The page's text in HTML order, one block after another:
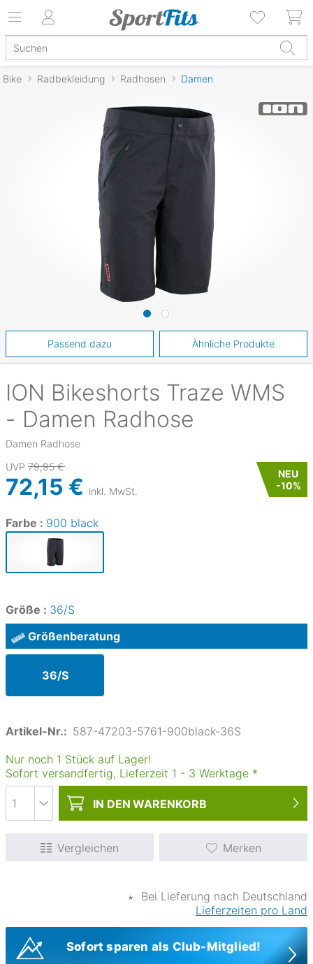
Bike Radbekleidung Radhosen Damen
ION Bikeshorts Traze WMS
- Damen Radhose
Damen Radhose
UVP 79,95 €
72,15 € inkl. MwSt.
NEU
-10%
Farbe : 900 black
Größe : 36/S
Größenberatung
36/S
Artikel-Nr.: 587-47203-5761-900black-36S
Nur noch 1 Stück auf Lager!
Sofort versandfertig, Lieferzeit 1 - 3 Werktage *
IN DEN WARENKORB
Vergleichen Merken
∗
Bei Lieferung nach Deutschland
Lieferzeiten pro Land
Sofort sparen als Club-Mitglied!
Passend dazu Ähnliche Produkte